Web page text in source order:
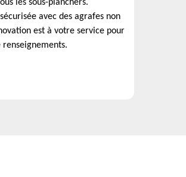
les sous-planchers.
avec des agrafes non
est à votre service pour
renseignements.